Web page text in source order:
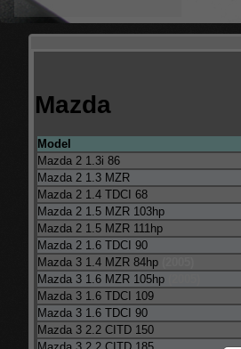
Model
Mazda 2 1.3i 86
Mazda 2 1.3 MZR
Mazda 2 1.4 TDCI 68
Mazda 2 1.5 MZR 103hp
Mazda 2 1.5 MZR 111hp
Mazda 2 1.6 TDCI 90
Mazda 3 1.4 MZR 84hp
Mazda 3 1.6 MZR 105hp
Mazda 3 1.6 TDCI 109
Mazda 3 1.6 TDCI 90
Mazda 3 2.2 CITD 150